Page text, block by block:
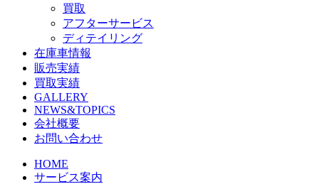
買取
アフターサービス
ディテイリング
在庫車情報
販売実績
買取実績
GALLERY
NEWS&TOPICS
会社概要
お問い合わせ
HOME
サービス案内